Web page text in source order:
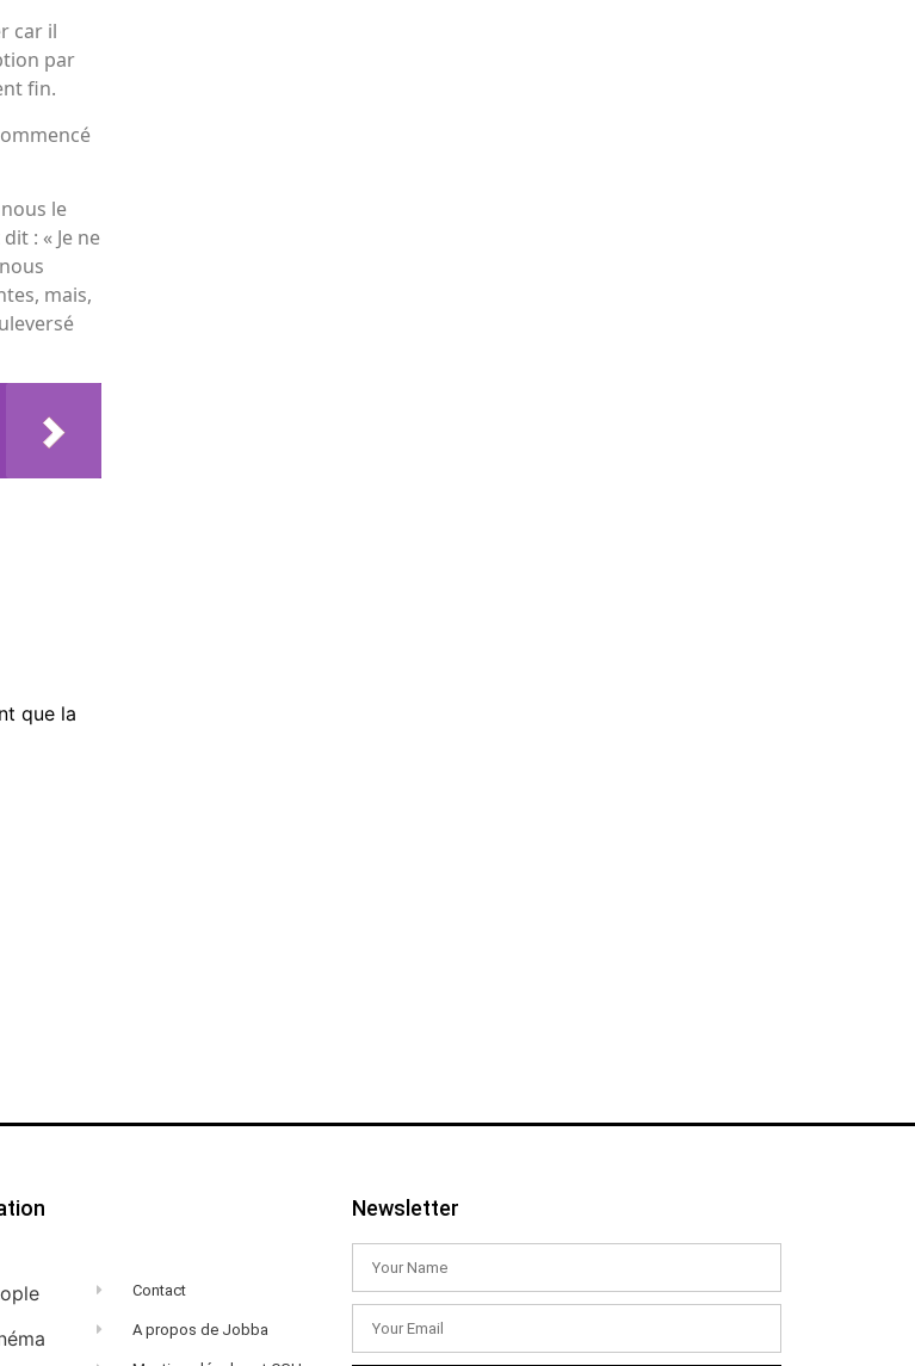
car il
par
fin.
le
: « Je ne
mais,
que la
Contact
A propos de Jobba
Newsletter